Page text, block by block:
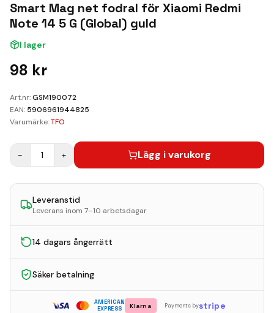
Kundvagn
Boka Reparation
Smart Mag net fodral för Xiaomi Redmi
Note 14 5 G (Global) guld
I lager
98 kr
Art.nr:GSM190072
EAN: 5906961944825
Varumärke:TFO
− 1 + Lägg i varukorg
Leveranstid
Leverans inom 7–10 arbetsdagar
14 dagars ångerrätt
Säker betalning
AMERICAN
EXPRESS
Klarna Payments bystripe